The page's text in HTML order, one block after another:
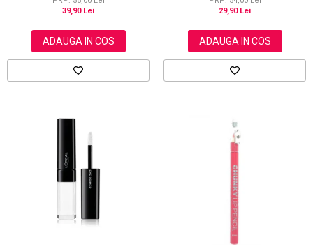
39,90 Lei
ADAUGA IN COS
29,90 Lei
ADAUGA IN COS